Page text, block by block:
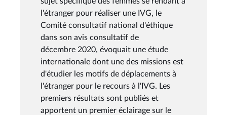
l'étranger pour réaliser une IVG, le
Comité consultatif national d'éthique
dans son avis consultatif de
décembre 2020, évoquait une étude
internationale dont une des missions est
d'étudier les motifs de déplacements à
l'étranger pour le recours à l'IVG. Les
premiers résultats sont publiés et
apportent un premier éclairage sur le